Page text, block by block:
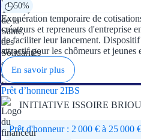
50%
Exonération temporaire de
créateurs et repreneurs d'entreprise
de faciliter leur lancement.
attractif pour les chômeurs et jeunes
En savoir plus
Prêt d’honneur 2IBS
INITIATIVE ISSOIRE
Prêt d'honneur : 2 000 € à 25 000 €